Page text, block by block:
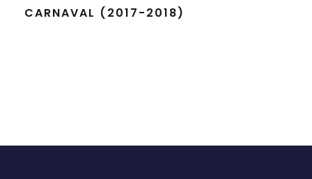
CARNAVAL (2017-2018)